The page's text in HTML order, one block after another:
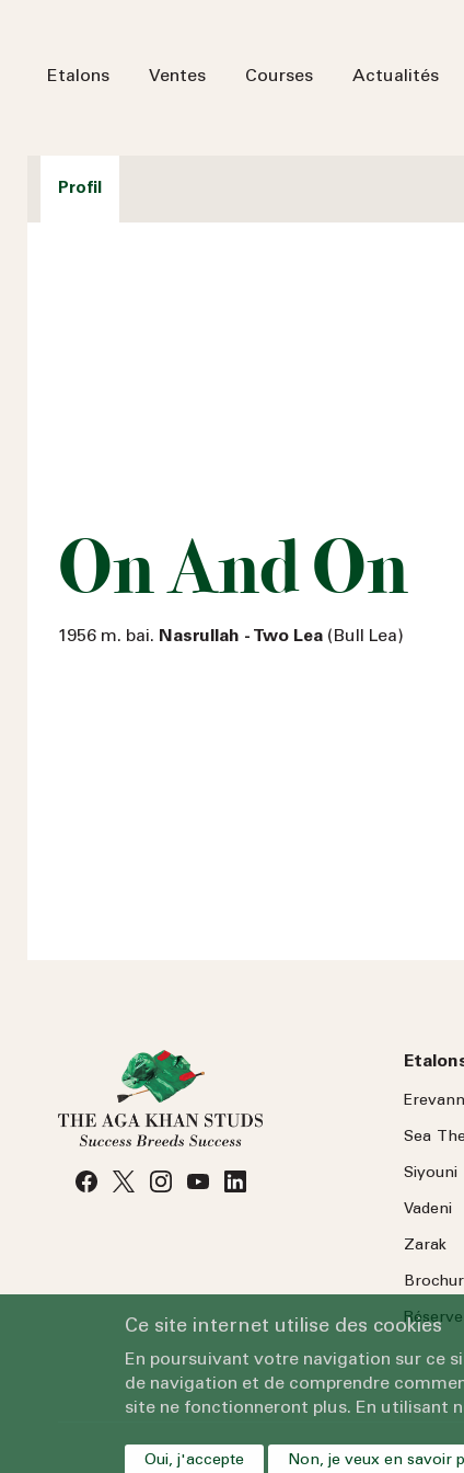
Etalons Ventes Courses Actualités
Profil
On And On
1956 m. bai. Nasrullah - Two Lea (Bull Lea)
Erevann
Sea
Siyouni
Vadeni
Zarak
Ce site internet utilise des cookies
En poursuivant votre navigation sur ce
de navigation et de comprendre
site ne fonctionneront plus. En utilisant
Oui, j'accepte Non, je veux en savoir